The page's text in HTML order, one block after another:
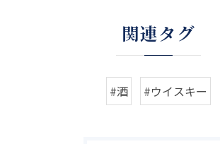
関連タグ
#酒 #ウイスキー